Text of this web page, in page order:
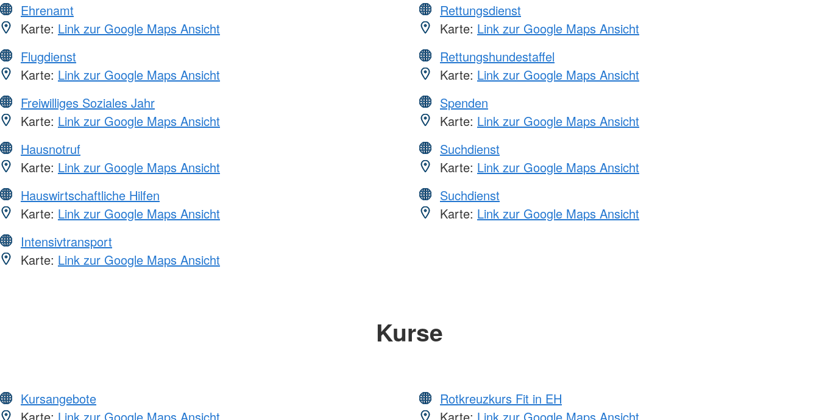
Ehrenamt
Karte: Link zur Google Maps Ansicht
Flugdienst
Karte: Link zur Google Maps Ansicht
Freiwilliges Soziales Jahr
Karte: Link zur Google Maps Ansicht
Hausnotruf
Karte: Link zur Google Maps Ansicht
Hauswirtschaftliche Hilfen
Karte: Link zur Google Maps Ansicht
Intensivtransport
Karte: Link zur Google Maps Ansicht
Rettungsdienst
Karte: Link zur Google Maps Ansicht
Rettungshundestaffel
Karte: Link zur Google Maps Ansicht
Spenden
Karte: Link zur Google Maps Ansicht
Suchdienst
Karte: Link zur Google Maps Ansicht
Suchdienst
Karte: Link zur Google Maps Ansicht
Kurse
Kursangebote
Rotkreuzkurs Fit in EH